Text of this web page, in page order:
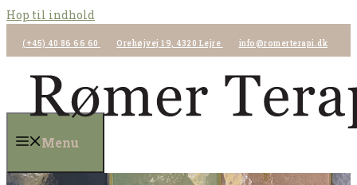
Hop til indhold
(+45) 40 86 66 60 Orehøjvej 19, 4320 Lejre info@romerterapi.dk
Menu